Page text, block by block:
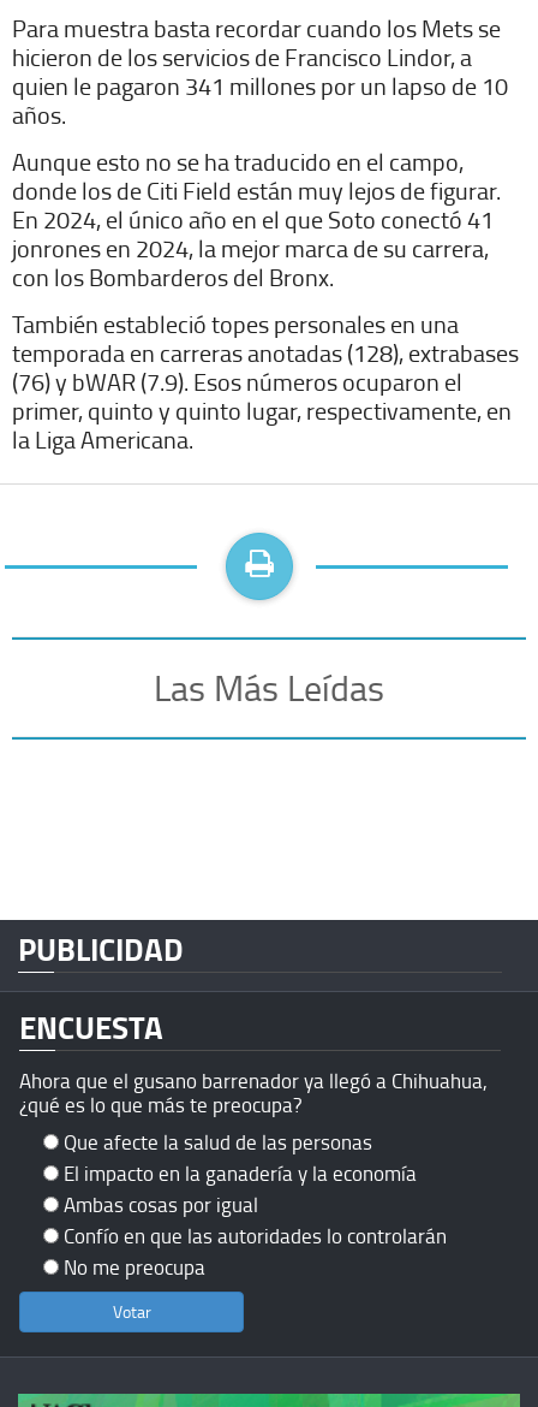
Para muestra basta recordar cuando los Mets se
hicieron de los servicios de Francisco Lindor, a
quien le pagaron 341 millones por un lapso de 10
años.
Aunque esto no se ha traducido en el campo,
donde los de Citi Field están muy lejos de figurar.
En 2024, el único año en el que Soto conectó 41
jonrones en 2024, la mejor marca de su carrera,
con los Bombarderos del Bronx.
También estableció topes personales en una
temporada en carreras anotadas (128), extrabases
(76) y bWAR (7.9). Esos números ocuparon el
primer, quinto y quinto lugar, respectivamente, en
la Liga Americana.
Las Más Leídas
PUBLICIDAD
ENCUESTA
Ahora que el gusano barrenador ya llegó a Chihuahua,
¿qué es lo que más te preocupa?
Que afecte la salud de las personas
El impacto en la ganadería y la economía
Ambas cosas por igual
Confío en que las autoridades lo controlarán
No me preocupa